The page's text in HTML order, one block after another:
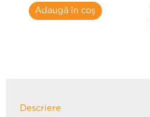
Adaugă în coș
Descriere